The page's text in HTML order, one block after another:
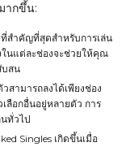
ากขึ้น:
สำคัญที่สุดสำหรับการเล่น
ในแต่ละช่องจะช่วยให้คุณ
บสน
สามารถลงได้เพียงช่อง
ลือกอื่นอยู่หลายตัว การ
ทั่วไป
Singles เกิดขึ้นเมื่อ